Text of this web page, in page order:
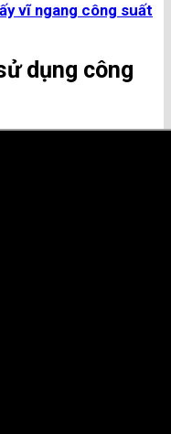
vĩ ngang công suất
dụng công